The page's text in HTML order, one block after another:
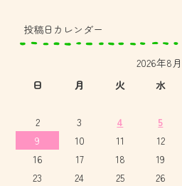
投稿日カレンダー
2026年8月
日
月 火 水
2
3 4 5
9
10 11 12
16
17 18 19
23
24 25 26